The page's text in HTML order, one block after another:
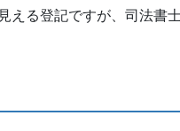
える登記ですが、司法書